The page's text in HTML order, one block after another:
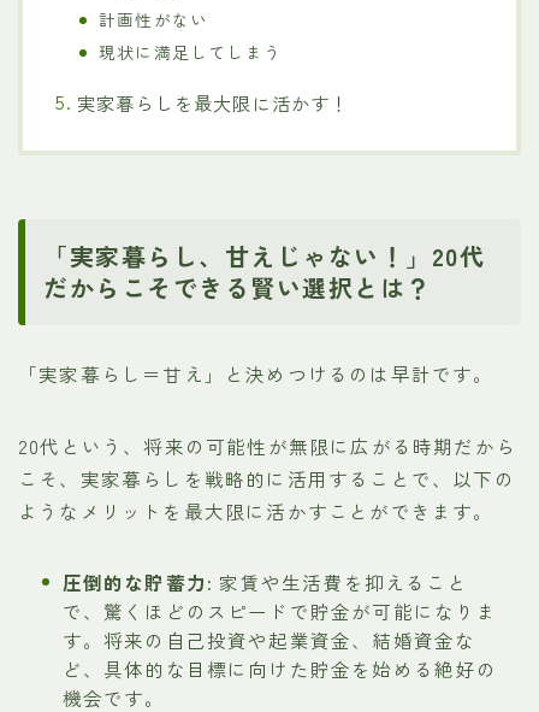
計画性がない
現状に満足してしまう
実家暮らしを最大限に活かす！
「実家暮らし、甘えじゃない！」20代
だからこそできる賢い選択とは？
「実家暮らし＝甘え」と決めつけるのは早計です。
20代という、将来の可能性が無限に広がる時期だから
こそ、実家暮らしを戦略的に活用することで、以下の
ようなメリットを最大限に活かすことができます。
圧倒的な貯蓄力: 家賃や生活費を抑えること
で、驚くほどのスピードで貯金が可能になりま
す。将来の自己投資や起業資金、結婚資金な
ど、具体的な目標に向けた貯金を始める絶好の
機会です。